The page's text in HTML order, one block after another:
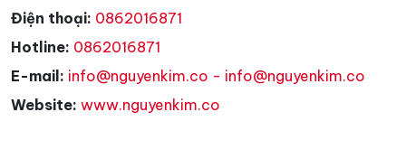
Điện thoại: 0862016871
Hotline: 0862016871
E-mail: info@nguyenkim.co - info@nguyenkim.co
Website: www.nguyenkim.co